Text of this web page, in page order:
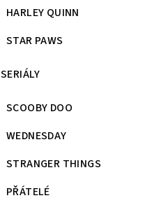
HARLEY QUINN
STAR PAWS
SERIÁLY
SCOOBY DOO
WEDNESDAY
STRANGER THINGS
PŘÁTELÉ